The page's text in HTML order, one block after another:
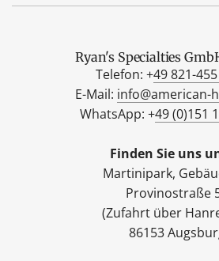
Ryan's Specialties
Telefon: +49 821-
E-Mail: info@american-
WhatsApp: +49 (0)151
Finden Sie uns
Martinipark,
Provinostraße
(Zufahrt über
86153